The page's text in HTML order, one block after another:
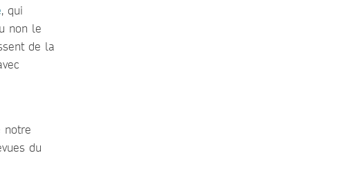
, qui
non le
de la
notre
du